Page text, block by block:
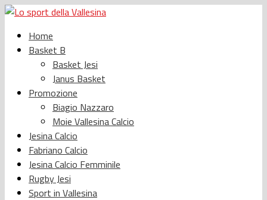
Home
Basket B
Basket Jesi
Janus Basket
Promozione
Biagio Nazzaro
Moie Vallesina Calcio
Jesina Calcio
Fabriano Calcio
Jesina Calcio Femminile
Rugby Jesi
Sport in Vallesina